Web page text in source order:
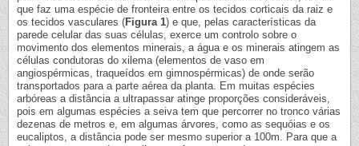
que faz uma espécie de fronteira entre os tecidos corticais da raiz e
os tecidos vasculares (Figura 1) e que, pelas características da
parede celular das suas células, exerce um controlo sobre o
movimento dos elementos minerais, a água e os minerais atingem as
células condutoras do xilema (elementos de vaso em
angiospérmicas, traqueídos em gimnospérmicas) de onde serão
transportados para a parte aérea da planta. Em muitas espécies
arbóreas a distância a ultrapassar atinge proporções consideráveis,
pois em algumas espécies a seiva tem que percorrer no tronco várias
dezenas de metros e, em algumas árvores, como as sequóias e os
eucaliptos, a distância pode ser mesmo superior a 100m. Para que a